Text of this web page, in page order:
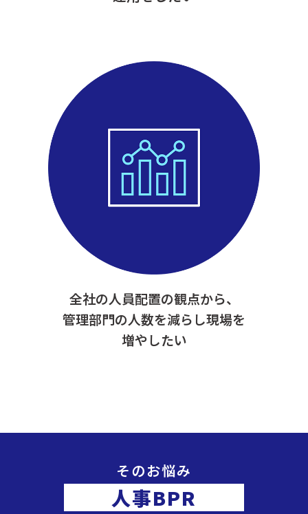
全社の人員配置の観点から、
管理部門の人数を減らし現場を
増やしたい
そのお悩み
人事BPR